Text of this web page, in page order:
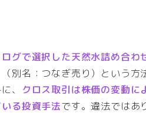
グで選択した天然水詰め合わ
別名：つなぎ売り）という方
、 クロス取引は株価の変動に
る投資手法です。違法ではあ